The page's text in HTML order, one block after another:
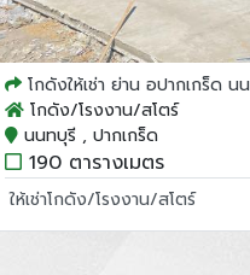
โกดังให้เช่า ย่าน อปากเกร็ด
โกดัง/โรงงาน/สโตร์
นนทบุรี , ปากเกร็ด
190 ตารางเมตร
ให้เช่าโกดัง/โรงงาน/สโตร์